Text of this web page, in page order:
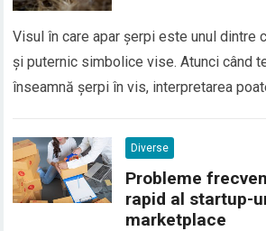
Visul în care apar șerpi este unul dintre
și puternic simbolice vise. Atunci când
înseamnă șerpi în vis, interpretarea
șerpii în vis sunt asociați cu
sau conflictele interioare, dar…
Diverse
Probleme
rapid al startup-
marketplace